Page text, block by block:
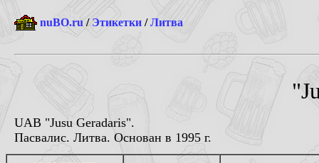
nuBO.ru /Этикетки /Литва
UAB "Jusu Geradaris".
Пасвалис. Литва. Основан в 1995 г.